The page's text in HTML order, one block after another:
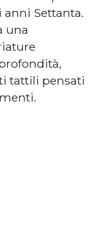
Settanta.
una
tattili pensati